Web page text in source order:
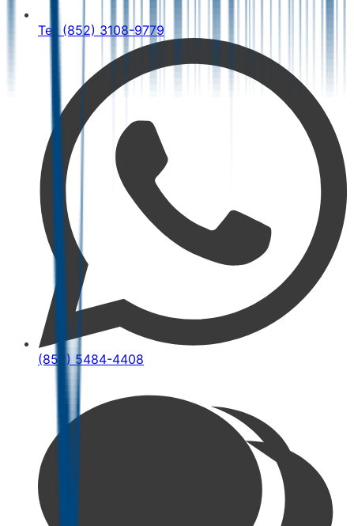
Tel: (852) 3108-9779
(852) 5484-4408